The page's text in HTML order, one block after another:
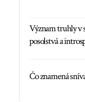
Význam truhly v
posolstvá a
Čo znamená